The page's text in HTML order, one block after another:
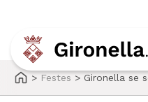
> Festes > Gironella se